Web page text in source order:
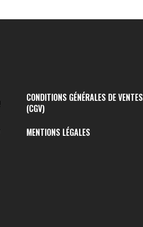
CONDITIONS GÉNÉRALES DE VENTES
(CGV)
MENTIONS LÉGALES